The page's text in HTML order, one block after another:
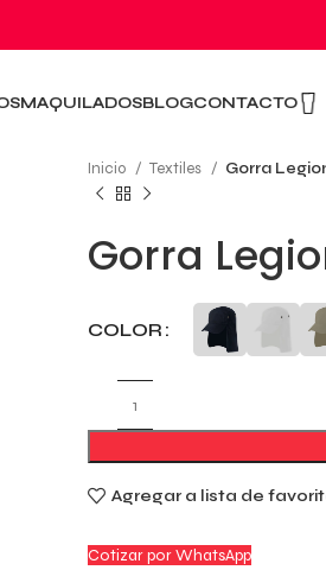
MAQUILADOSBLOGCONTACTO
Inicio Textiles Gorra
Gorra
COLOR
Agregar a lista de
Cotizar por WhatsApp